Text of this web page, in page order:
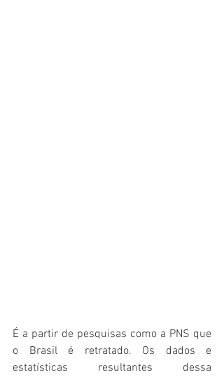
É a partir de pesquisas como a PNS que
o Brasil é retratado. Os dados e
estatísticas resultantes dessa